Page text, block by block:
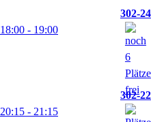
302-24
18:00 - 19:00
302-22
20:15 - 21:15